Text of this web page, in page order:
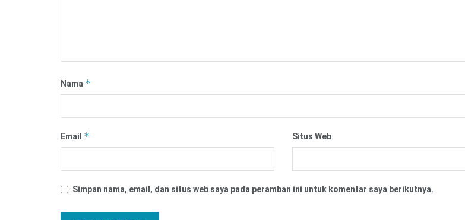
Nama *
Email * Situs Web
Simpan nama, email, dan situs web saya pada peramban ini untuk komentar saya berikutnya.